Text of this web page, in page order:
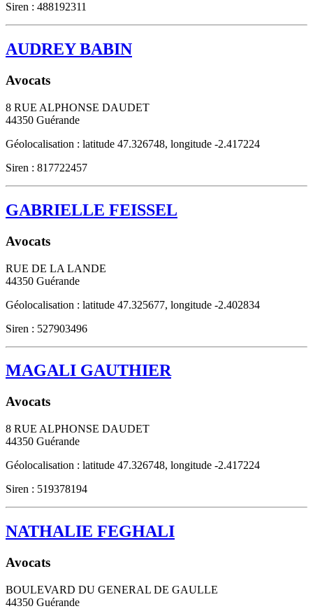
Siren : 488192311
AUDREY BABIN
Avocats
8 RUE ALPHONSE DAUDET
44350 Guérande
Géolocalisation : latitude 47.326748, longitude -2.417224
Siren : 817722457
GABRIELLE FEISSEL
Avocats
RUE DE LA LANDE
44350 Guérande
Géolocalisation : latitude 47.325677, longitude -2.402834
Siren : 527903496
MAGALI GAUTHIER
Avocats
8 RUE ALPHONSE DAUDET
44350 Guérande
Géolocalisation : latitude 47.326748, longitude -2.417224
Siren : 519378194
NATHALIE FEGHALI
Avocats
BOULEVARD DU GENERAL DE GAULLE
44350 Guérande